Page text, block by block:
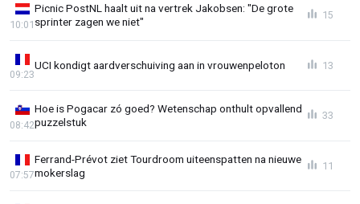
Picnic PostNL haalt uit na vertrek Jakobsen: "De grote
sprinter zagen we niet"
10:01
15
UCI kondigt aardverschuiving aan in vrouwenpeloton
09:23
13
Hoe is Pogacar zó goed? Wetenschap onthult opvallend
puzzelstuk
08:42
33
Ferrand-Prévot ziet Tourdroom uiteenspatten na nieuwe
mokerslag
07:57
11